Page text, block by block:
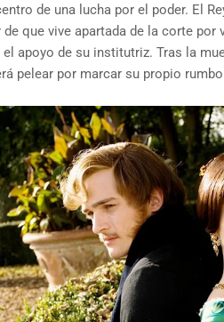
de una lucha por el poder. El
que vive apartada de la corte
apoyo de su institutriz. Tras la
pelear por marcar su propio